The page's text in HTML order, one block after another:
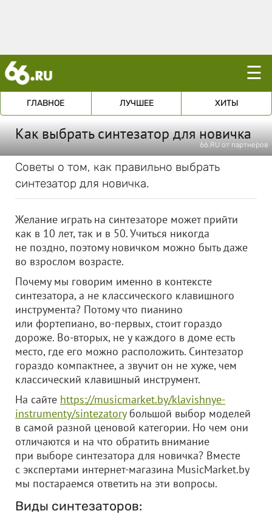
☰
ГЛАВНОЕ ЛУЧШЕЕ ХИТЫ
Как выбрать синтезатор для новичка
66.RU от партнеров
Советы о том, как правильно выбрать
синтезатор для новичка.
Желание играть на синтезаторе может прийти
как в 10 лет, так и в 50. Учиться никогда
не поздно, поэтому новичком можно быть даже
во взрослом возрасте.
Почему мы говорим именно в контексте
синтезатора, а не классического клавишного
инструмента? Потому что пианино
или фортепиано, во-первых, стоит гораздо
дороже. Во-вторых, не у каждого в доме есть
место, где его можно расположить. Синтезатор
гораздо компактнее, а звучит он не хуже, чем
классический клавишный инструмент.
На сайте https://musicmarket.by/klavishnye-
instrumenty/sintezatoryбольшой выбор моделей
в самой разной ценовой категории. Но чем они
отличаются и на что обратить внимание
при выборе синтезатора для новичка? Вместе
с экспертами интернет-магазина MusiсMarket.by
мы постараемся ответить на эти вопросы.
Виды синтезаторов: